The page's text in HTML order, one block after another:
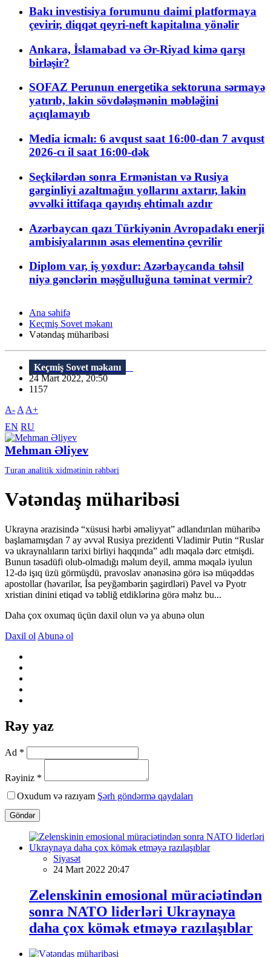
Bakı investisiya forumunu daimi platformaya
çevirir, diqqət qeyri-neft kapitalına yönəlir
Ankara, İslamabad və Ər-Riyad kimə qarşı
birləşir?
SOFAZ Perunun energetika sektoruna sərmayə
yatırıb, lakin sövdələşmənin məbləğini
açıqlamayıb
Media icmalı: 6 avqust saat 16:00-dan 7 avqust
2026-cı il saat 16:00-dək
Seçkilərdən sonra Ermənistan və Rusiya
gərginliyi azaltmağın yollarını axtarır, lakin
əvvəlki ittifaqa qayıdış ehtimalı azdır
Azərbaycan qazı Türkiyənin Avropadakı enerji
ambisiyalarının əsas elementinə çevrilir
Diplom var, iş yoxdur: Azərbaycanda təhsil
niyə gənclərin məşğulluğuna təminat vermir?
Ana səhifə
Keçmiş Sovet məkanı
Vətəndaş müharibəsi
Keçmiş Sovet məkanı
24 Mart 2022, 20:50
1157
A- A A+
EN RU
Mehman Əliyev
Turan analitik xidmətinin rəhbəri
Vətəndaş müharibəsi
Ukrayna ərazisində “xüsusi hərbi əməliyyat” adlandırılan müharibə
başlamamışdan 7 ay əvvəl Rusiya prezidenti Vladimir Putin “Ruslar
və ukraynalıların tarixi birliyi haqqında” adlı məqalə dərc etmişdi.
Bunun təsadüfi olub-olmadığı məlum deyil, amma məqalə iyulun
12-də işıq üzü görmüşdü, pravoslav ənənəsinə görə isə müqəddəs
apostollar (həvarilər, İsa peyğəmbərin şagirdləri) Pavel və Pyotr
xristian dinini etiqad və təbliğ etdiklərinə görə məhz bu...
Daha çox oxumaq üçün daxil olun və ya abunə olun
Daxil ol Abunə ol
Rəy yaz
Ad *
Rəyiniz *
Oxudum və razıyam Şərh göndərmə qaydaları
Göndər
Siyasət
24 Mart 2022 20:47
Zelenskinin emosional müraciətindən
sonra NATO liderləri Ukraynaya
daha çox kömək etməyə razılaşıblar